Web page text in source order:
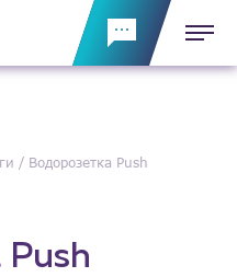
Водорозетка Push
Push